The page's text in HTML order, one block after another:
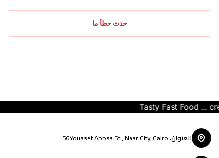
حدث خطأ ما
Tasty Fast Food ...
العنوان:
56Youssef Abbas St., Nasr City, Cairo